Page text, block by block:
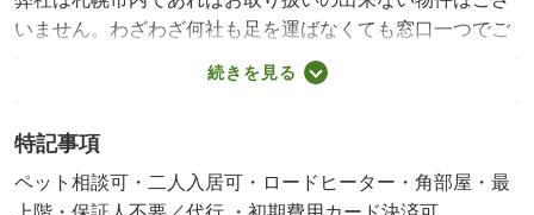
いません。わざわざ何社も足を運ばなくても窓口一つでご
案内フットワークが軽いスタッフが皆様のご来店、笑顔で
お待ちしております。・賃貸保証等：加入要（要確認）・
見サービス始めました」当社は「総合仲介」と言う形で営
業しておりますので他社様の掲載物件も全てご紹介可能。
ネットをご覧になられて気になる物件は全てまとめてお調
続きを見る
特記事項
ペット相談可・二人入居可・ロードヒーター・角部屋・最